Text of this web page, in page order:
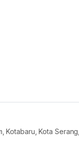
Kotabaru, Kota